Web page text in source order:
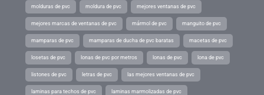
molduras de pvc moldura de pvc mejores ventanas de pvc
mejores marcas de ventanas de pvc mármol de pvc manguito de pvc
mamparas de pvc mamparas de ducha de pvc baratas macetas de pvc
losetas de pvc lonas de pvc por metros lonas de pvc lona de pvc
listones de pvc letras de pvc las mejores ventanas de pvc
laminas para techos de pvc laminas marmolizadas de pvc